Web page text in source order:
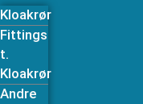
Kloakrør
Fittings
t.
Kloakrør
Andre